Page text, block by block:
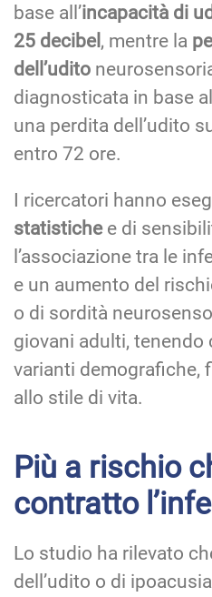
base all’incapacità di
25 decibel , mentre la
dell’udito
diagnosticata in base
una perdita dell’udito
entro 72 ore.
I ricercatori hanno
statistichee di
l’associazione tra le
e un aumento del
o di sordità
giovani adulti,
varianti demografiche,
allo stile di vita.
Più a rischio
contratto
Lo studio ha rilevato
dell’udito o di